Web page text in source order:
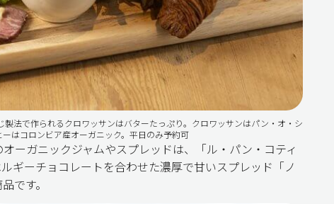
製法で作られるクロワッサンはバターたっぷり。クロワッサンはパン・オ・シ
はコロンビア産オーガニック。平日のみ予約可
ーガニックジャムやスプレッドは、「ル・パン・コティ
ギーチョコレートを合わせた濃厚で甘いスプレッド「ノ
です。